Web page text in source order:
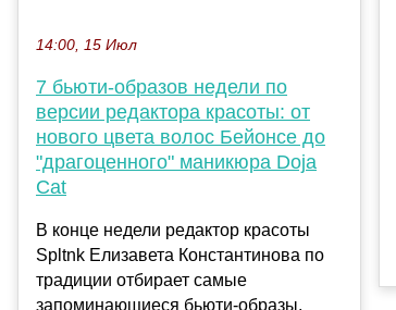
14:00, 15 Июл
7 бьюти-образов недели по
версии редактора красоты: от
нового цвета волос Бейонсе до
"драгоценного" маникюра Doja
Cat
В конце недели редактор красоты
Spltnk Елизавета Константинова по
традиции отбирает самые
запоминающиеся бьюти-образы,